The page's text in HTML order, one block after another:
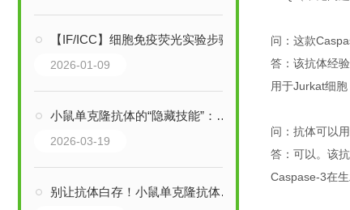
【IF/ICC】细胞免疫荧光实验步骤
2026-01-09
小鼠单克隆抗体的“隐藏技能”：这些你想不到的应用，正在重塑行业边界
2026-03-19
别让抗体白存！小鼠单克隆抗体的科学保存法则，一文说透
问：这款
答：该抗体经
用于Jurkat细
问：抗体可以
答：可以。该
Caspase-3在